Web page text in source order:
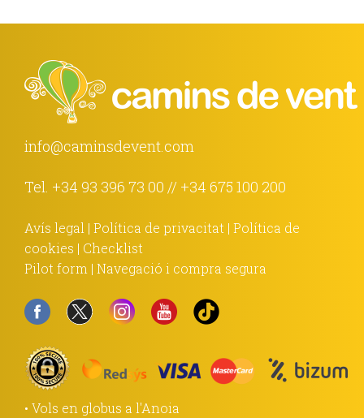
info@caminsdevent.com
Tel. +34 93 396 73 00 // +34 675 100 200
Avís legal | Política de privacitat | Política de
cookies | Checklist
Pilot form | Navegació i compra segura
• Vols en globus a l'Anoia